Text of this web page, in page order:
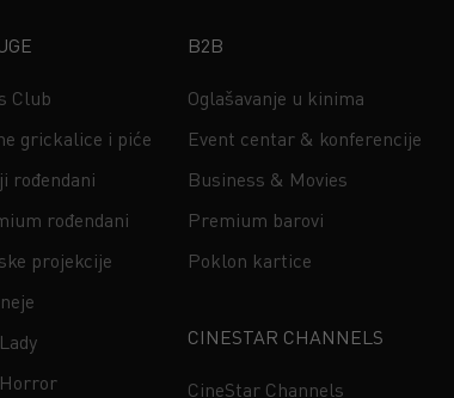
Club
grickalice i piće
rođendani
rođendani
projekcije
B2B
Oglašavanje u kinima
Event centar & konferencije
Business & Movies
Premium barovi
Poklon kartice
CINESTAR CHANNELS
CineStar Channels